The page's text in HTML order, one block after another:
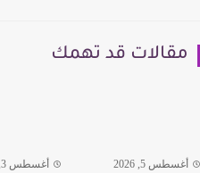
قد تهمك
5, 2026 أغسطس 3, 2026